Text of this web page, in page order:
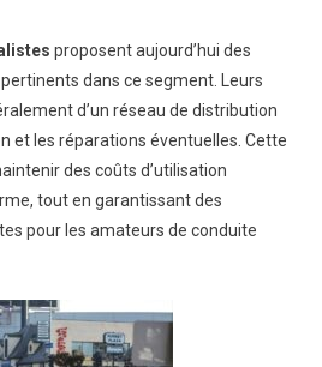
proposent aujourd’hui des
dans ce segment. Leurs
d’un réseau de distribution
et les réparations éventuelles. Cette
des coûts d’utilisation
tout en garantissant des
pour les amateurs de conduite